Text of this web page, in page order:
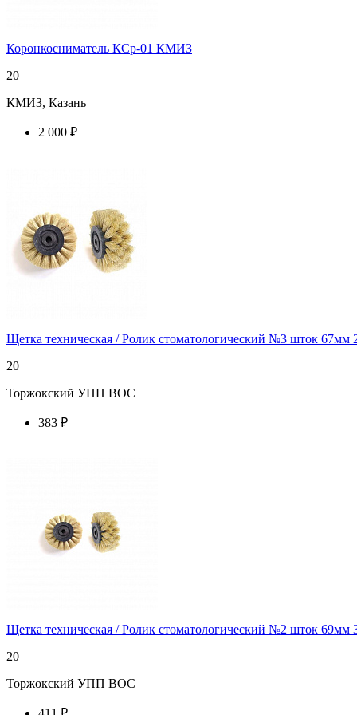
Коронкосниматель КСр-01 КМИЗ
20
КМИЗ, Казань
2 000 ₽
Щетка техническая / Ролик стоматологический №3 шток 67мм
20
Торжокский УПП ВОС
383 ₽
Щетка техническая / Ролик стоматологический №2 шток 69мм
20
Торжокский УПП ВОС